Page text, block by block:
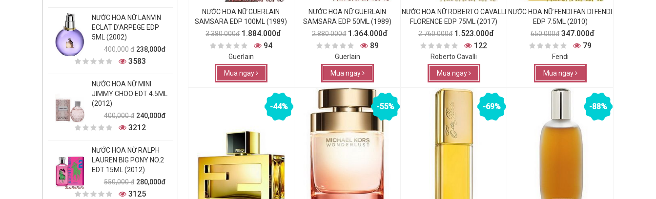
NƯỚC HOA NỮ LANVIN
ECLAT D'ARPEGE EDP
5ML (2002)
400,000 đ 238,000đ
3583
NƯỚC HOA NỮ MINI
JIMMY CHOO EDT 4.5ML
(2012)
400,000 đ 240,000đ
3212
NƯỚC HOA NỮ RALPH
LAUREN BIG PONY NO.2
EDT 15ML (2012)
550,000 đ 280,000đ
3125
NƯỚC HOA NỮ GUERLAIN
SAMSARA EDP 100ML (1989)
3.380.000đ 1.884.000đ
94
Guerlain
Mua ngay
NƯỚC HOA NỮ GUERLAIN
SAMSARA EDP 50ML (1989)
2.880.000đ 1.364.000đ
89
Guerlain
Mua ngay
NƯỚC HOA NỮ ROBERTO CAVALLI
FLORENCE EDP 75ML (2017)
2.760.000đ 1.523.000đ
122
Roberto Cavalli
Mua ngay
NƯỚC HOA NỮ FENDI FAN DI FENDI
EDP 7.5ML (2010)
650.000đ 347.000đ
79
Fendi
Mua ngay
-44% -55% -69% -88%